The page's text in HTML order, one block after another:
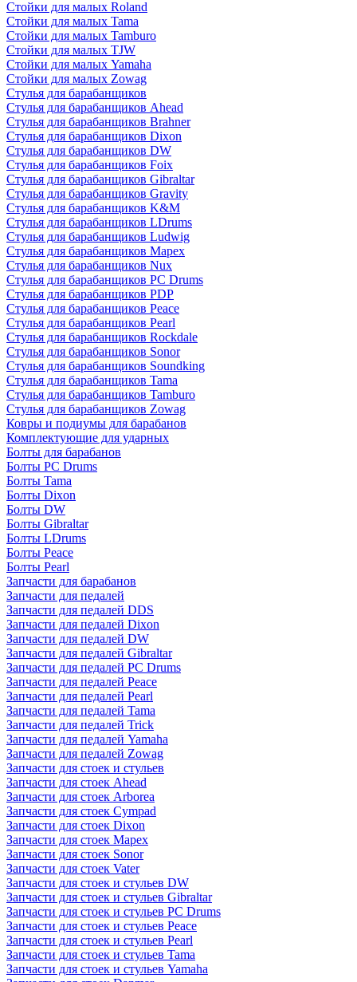
Стойки для малых Roland
Стойки для малых Tama
Стойки для малых Tamburo
Стойки для малых TJW
Стойки для малых Yamaha
Стойки для малых Zowag
Стулья для барабанщиков
Стулья для барабанщиков Ahead
Стулья для барабанщиков Brahner
Стулья для барабанщиков Dixon
Стулья для барабанщиков DW
Стулья для барабанщиков Foix
Стулья для барабанщиков Gibraltar
Стулья для барабанщиков Gravity
Стулья для барабанщиков K&M
Стулья для барабанщиков LDrums
Стулья для барабанщиков Ludwig
Стулья для барабанщиков Mapex
Стулья для барабанщиков Nux
Стулья для барабанщиков PC Drums
Стулья для барабанщиков PDP
Стулья для барабанщиков Peace
Стулья для барабанщиков Pearl
Стулья для барабанщиков Rockdale
Стулья для барабанщиков Sonor
Стулья для барабанщиков Soundking
Стулья для барабанщиков Tama
Стулья для барабанщиков Tamburo
Стулья для барабанщиков Zowag
Ковры и подиумы для барабанов
Комплектующие для ударных
Болты для барабанов
Болты PC Drums
Болты Tama
Болты Dixon
Болты DW
Болты Gibraltar
Болты LDrums
Болты Peace
Болты Pearl
Запчасти для барабанов
Запчасти для педалей
Запчасти для педалей DDS
Запчасти для педалей Dixon
Запчасти для педалей DW
Запчасти для педалей Gibraltar
Запчасти для педалей PC Drums
Запчасти для педалей Peace
Запчасти для педалей Pearl
Запчасти для педалей Tama
Запчасти для педалей Trick
Запчасти для педалей Yamaha
Запчасти для педалей Zowag
Запчасти для стоек и стульев
Запчасти для стоек Ahead
Запчасти для стоек Arborea
Запчасти для стоек Cympad
Запчасти для стоек Dixon
Запчасти для стоек Mapex
Запчасти для стоек Sonor
Запчасти для стоек Vater
Запчасти для стоек и стульев DW
Запчасти для стоек и стульев Gibraltar
Запчасти для стоек и стульев PC Drums
Запчасти для стоек и стульев Peace
Запчасти для стоек и стульев Pearl
Запчасти для стоек и стульев Tama
Запчасти для стоек и стульев Yamaha